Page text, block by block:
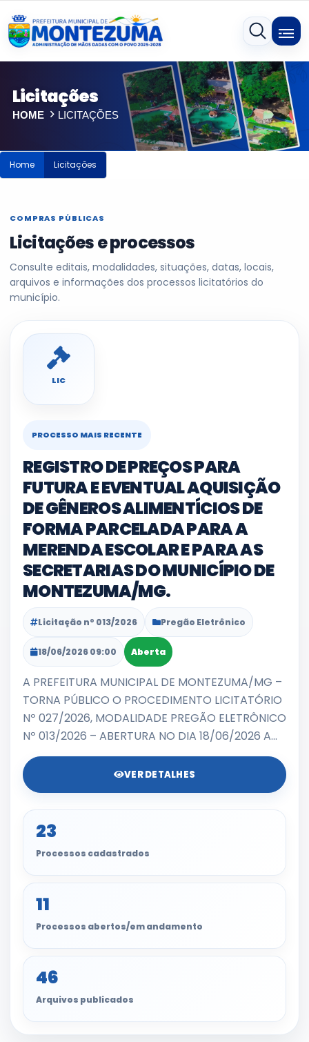
Licitações
HOME LICITAÇÕES
Home Licitações
COMPRAS PÚBLICAS
Licitações e processos
Consulte editais, modalidades, situações, datas, locais,
arquivos e informações dos processos licitatórios do
município.
LIC
PROCESSO MAIS RECENTE
REGISTRO DE PREÇOS PARA
FUTURA E EVENTUAL AQUISIÇÃO
DE GÊNEROS ALIMENTÍCIOS DE
FORMA PARCELADA PARA A
MERENDA ESCOLAR E PARA AS
SECRETARIAS DO MUNICÍPIO DE
MONTEZUMA/MG.
Licitação nº 013/2026 Pregão Eletrônico
18/06/2026 09:00 Aberta
A PREFEITURA MUNICIPAL DE MONTEZUMA/MG –
TORNA PÚBLICO O PROCEDIMENTO LICITATÓRIO
Nº 027/2026, MODALIDADE PREGÃO ELETRÔNICO
Nº 013/2026 – ABERTURA NO DIA 18/06/2026 A...
VER DETALHES
23
Processos cadastrados
11
Processos abertos/em andamento
46
Arquivos publicados